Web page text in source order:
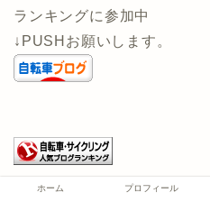
ランキングに参加中
↓PUSHお願いします。
ホーム プロフィール